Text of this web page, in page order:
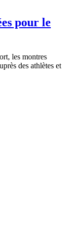
pour le
les montres
des athlètes et